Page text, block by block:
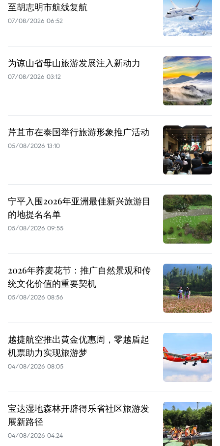
至胡志明市航线复航
07/08/2026 06:52
为谅山省母山旅游发展注入新动力
07/08/2026 03:12
芹苴市在泰国举行旅游形象推广活动
05/08/2026 13:10
宁平入围2026年亚洲最佳新兴旅游目
的地提名名单
05/08/2026 09:55
2026年荞麦花节：推广自然景观和传
统文化价值的重要契机
05/08/2026 08:56
越捷航空推出黄金优惠周，零越盾起
机票助力实现旅游梦
04/08/2026 08:05
宝达湿地森林开辟得乐省社区旅游发
展新路径
04/08/2026 04:24